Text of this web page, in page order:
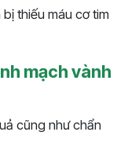
thiếu máu cơ tim
mạch vành
cũng như chẩn